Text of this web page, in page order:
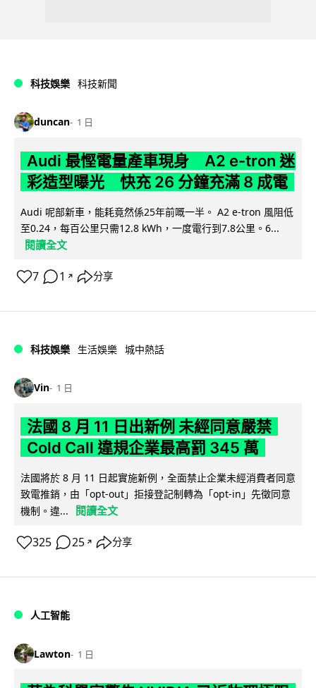
科技娛樂 科技新聞
duncan 1 日
Audi 最慳電量產車現身 A2 e-tron 迷
彩造型曝光 快充 26 分鐘充滿 8 成電
Audi 呢部新車，能耗竟然係25年前嘅一半。 A2 e-tron 風阻低
至0.24，每百公里只需12.8 kWh，一度電行到7.8公里。6...
閱讀全文
7 1 ↗ 分享
科技娛樂 生活娛樂 城中熱話
Vin 1 日
法國 8 月 11 日出新例 未經同意嚴禁
Cold Call 違規企業最高罰 345 萬
法國將於 8 月 11 日起實施新例，全面禁止企業未經消費者同意
致電推銷，由「opt-out」拒接登記制轉為「opt-in」先徵同意
機制。違...
閱讀全文
325 25 ↗ 分享
人工智能
Lawton 1 日